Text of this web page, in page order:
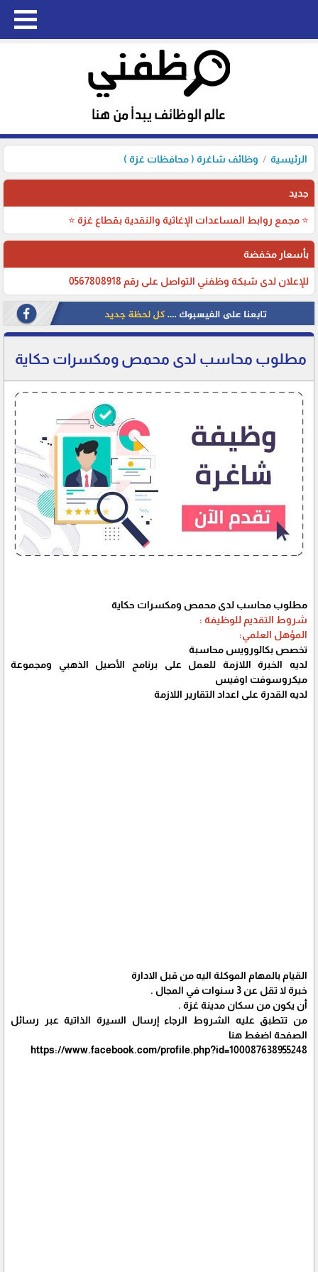
الرئيسية وظائف شاغرة ( محافظات غزة )
جديد
⭐ مجمع روابط المساعدات الإغاثية والنقدية بقطاع غزة ⭐
بأسعار مخفضة
للإعلان لدى شبكة وظفني التواصل على رقم 0567808918
مطلوب محاسب لدى محمص ومكسرات حكاية
مطلوب محاسب لدى محمص ومكسرات حكاية
شروط التقديم للوظيفة :
المؤهل العلمي:
تخصص بكالورويس محاسبة
لديه الخبرة اللازمة للعمل على برنامج الأصيل الذهبي ومجموعة
ميكروسوفت اوفيس
لديه القدرة على اعداد التقارير اللازمة
القيام بالمهام الموكلة اليه من قبل الادارة
خبرة لا تقل عن 3 سنوات في المجال .
أن يكون من سكان مدينة غزة .
من تتطبق عليه الشروط الرجاء إرسال السيرة الذاتية عبر رسائل
الصفحة اضغط هنا
https://www.facebook.com/profile.php?id=100087638955248